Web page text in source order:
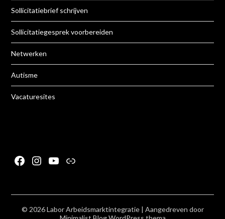
Sollicitatiebrief schrijven
Sollicitatiegesprek voorbereiden
Netwerken
Autisme
Vacaturesites
Facebook
Instagram
YouTube
Link
© 2026 Labor Arbeidsmarktintegratie | Aangedreven door